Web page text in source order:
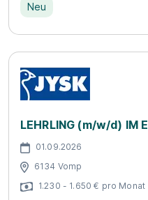
Neu
LEHRLING (m/w/d) IM
01.09.2026
6134 Vomp
1.230 - 1.650 € pro Monat